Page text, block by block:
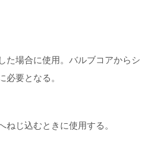
た場合に使用。バルブコアからシ
必要となる。
じ込むときに使用する。